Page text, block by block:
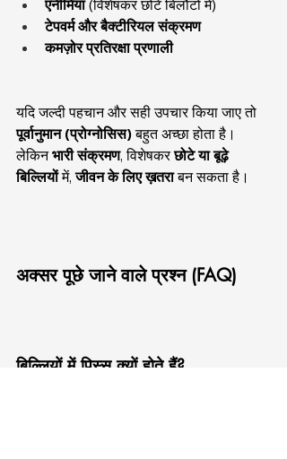
एनीमिया (विशेषकर छोटे बिलौटों में)
टेपवर्म और बैक्टीरियल संक्रमण
कमज़ोर प्रतिरक्षा प्रणाली
यदि जल्दी पहचान और सही उपचार किया जाए तो
पूर्वानुमान (प्रोग्नोसिस) बहुत अच्छा होता है।
लेकिन भारी संक्रमण, विशेषकर छोटे या बूढ़े
बिल्लियों में, जीवन के लिए ख़तरा बन सकता है।
अक्सर पूछे जाने वाले प्रश्न (FAQ)
बिल्लियों में पिस्सू क्यों होते हैं?